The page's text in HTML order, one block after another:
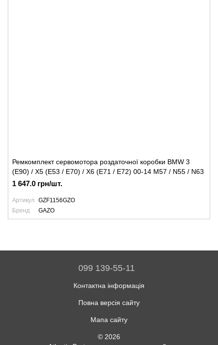
Ремкомплект сервомотора роздаточної коробки BMW 3
(E90) / X5 (E53 / E70) / X6 (E71 / E72) 00-14 M57 / N55 / N63
1 647.0 грн/шт.
Артикул
GZF1156GZO
Бренд
GAZO
099 139-55-11
Контактна інформація
Повна версія сайту
Мапа сайту
© 2026